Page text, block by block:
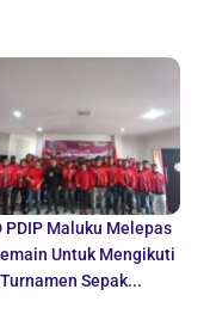
PDIP Maluku Melepas
Untuk Mengikuti
Turnamen Sepak...